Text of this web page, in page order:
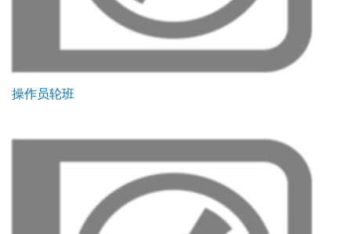
操作员轮班